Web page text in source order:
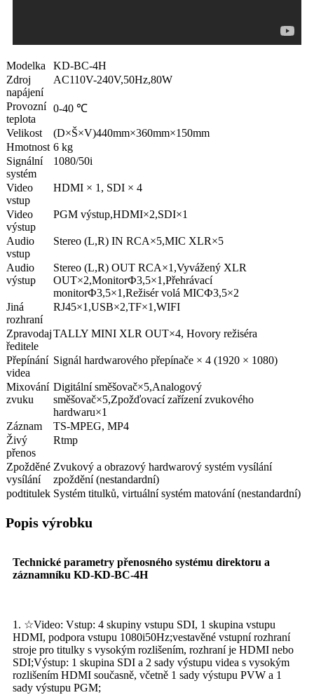
Modelka
KD-BC-4H
Zdroj
napájení
AC110V-240V,50Hz,80W
Provozní
teplota
0-40 ℃
Velikost
(D×Š×V)440mm×360mm×150mm
Hmotnost 6 kg
Signální
systém
1080/50i
Video
vstup
HDMI × 1, SDI × 4
Video
výstup
PGM výstup,HDMI×2,SDI×1
Audio
vstup
Stereo (L,R) IN RCA×5,MIC XLR×5
Audio
výstup
Stereo (L,R) OUT RCA×1,Vyvážený XLR
OUT×2,MonitorФ3,5×1,Přehrávací
monitorФ3,5×1,Režisér volá MICФ3,5×2
Jiná
rozhraní
RJ45×1,USB×2,TF×1,WIFI
Zpravodaj
ředitele
TALLY MINI XLR OUT×4, Hovory režiséra
Přepínání
videa
Signál hardwarového přepínače × 4 (1920 × 1080)
Mixování
zvuku
Digitální směšovač×5,Analogový
směšovač×5,Zpožďovací zařízení zvukového
hardwaru×1
Záznam
TS-MPEG, MP4
Živý
přenos
Rtmp
Zpožděné
vysílání
Zvukový a obrazový hardwarový systém vysílání
zpoždění (nestandardní)
podtitulek Systém titulků, virtuální systém matování (nestandardní)
Popis výrobku
Technické parametry přenosného systému direktoru a
záznamníku KD-KD-BC-4H
1. ☆Video: Vstup: 4 skupiny vstupu SDI, 1 skupina vstupu
HDMI, podpora vstupu 1080i50Hz;vestavěné vstupní rozhraní
stroje pro titulky s vysokým rozlišením, rozhraní je HDMI nebo
SDI;Výstup: 1 skupina SDI a 2 sady výstupu videa s vysokým
rozlišením HDMI současně, včetně 1 sady výstupu PVW a 1
sady výstupu PGM;